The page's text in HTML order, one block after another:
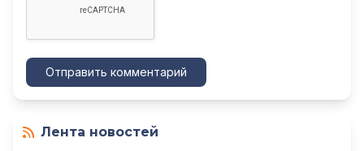
Отправить комментарий
Лента новостей